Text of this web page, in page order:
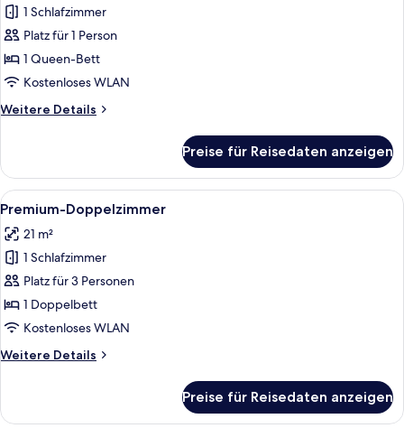
Premium-
Einzelzimmer
anzeigen
1 Schlafzimmer
Platz für 1 Person
1 Queen-Bett
Kostenloses WLAN
Weitere Details
Weitere
Einzelzimmer
Preise für Reisedaten anzeigen
Alle
Fotos
für
Premium-
Doppelzimmer
anzeigen
2
Premium-Doppelzimmer
21 m²
1 Schlafzimmer
Platz für 3 Personen
1 Doppelbett
Kostenloses WLAN
Weitere Details
Weitere
Doppelzimmer
Preise für Reisedaten anzeigen